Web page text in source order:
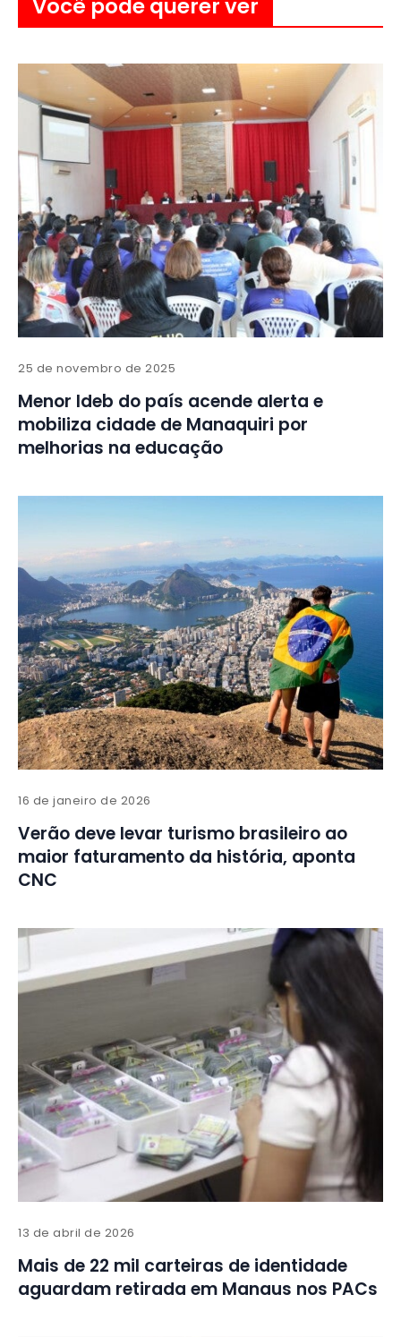
Você pode querer ver
25 de novembro de 2025
Menor Ideb do país acende alerta e
mobiliza cidade de Manaquiri por
melhorias na educação
16 de janeiro de 2026
Verão deve levar turismo brasileiro ao
maior faturamento da história, aponta
CNC
13 de abril de 2026
Mais de 22 mil carteiras de identidade
aguardam retirada em Manaus nos PACs